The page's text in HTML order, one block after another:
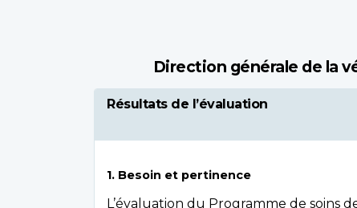
Direction générale de la
Résultats de l’évaluation
1. Besoin et pertinence
L’évaluation du Programme de soins